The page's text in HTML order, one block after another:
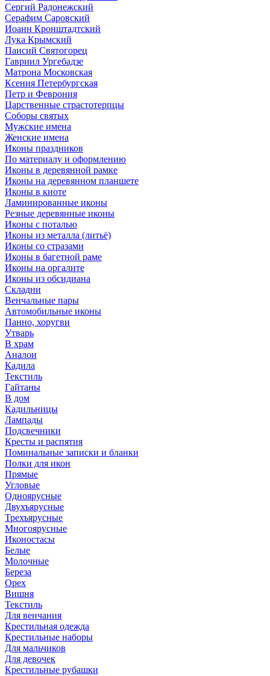
Сергий Радонежский
Серафим Саровский
Иоанн Кронштадтский
Лука Крымский
Паисий Святогорец
Гавриил Ургебадзе
Матрона Московская
Ксения Петербургская
Петр и Феврония
Царственные страстотерпцы
Соборы святых
Мужские имена
Женские имена
Иконы праздников
По материалу и оформлению
Иконы в деревянной рамке
Иконы на деревянном планшете
Иконы в киоте
Ламинированные иконы
Резные деревянные иконы
Иконы с поталью
Иконы из металла (литьё)
Иконы со стразами
Иконы в багетной раме
Иконы на оргалите
Иконы из обсидиана
Складни
Венчальные пары
Автомобильные иконы
Панно, хоругви
Утварь
В храм
Аналои
Кадила
Текстиль
Гайтаны
В дом
Кадильницы
Лампады
Подсвечники
Кресты и распятия
Поминальные записки и бланки
Полки для икон
Прямые
Угловые
Одноярусные
Двухъярусные
Трехъярусные
Многоярусные
Иконостасы
Белые
Молочные
Береза
Орех
Вишня
Текстиль
Для венчания
Крестильная одежда
Крестильные наборы
Для мальчиков
Для девочек
Крестильные рубашки